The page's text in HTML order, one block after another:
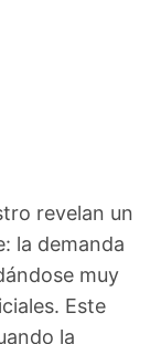
revelan un
la demanda
muy
Este
la